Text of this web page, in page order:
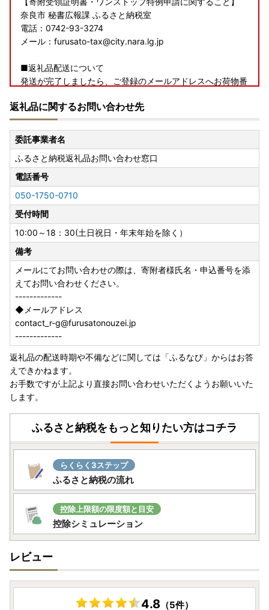
奈良市 秘書広報課 ふるさと納税室
電話：0742-93-3274
メール：furusato-tax@city.nara.lg.jp
■返礼品配送について
発送が完了しましたら、ご登録のメールアドレスへお荷物番
します。
※寄附者様のご都合によって返礼品が受け取れず、返送とな
った場合には寄附者様にて送料負担の上再送を承りますので
お問い合わせくださいませ。
返礼品に関するお問い合わせ先
委託事業者名
ふるさと納税返礼品お問い合わせ窓口
電話番号
050-1750-0710
受付時間
10:00～18：30(土日祝日・年末年始を除く）
備考
メールにてお問い合わせの際は、寄附者様氏名・申込番号を添
えてお問い合わせください。
-------------
◆メールアドレス
contact_r-g@furusatonouzei.jp
-------------
返礼品の配送時期や不備などに関しては「ふるなび」からはお答
えできかねます。
お手数ですが上記より直接お問い合わせいただくようお願いいた
します。
ふるさと納税をもっと知りたい方はコチラ
らくらく3ステップ
ふるさと納税の流れ
控除上限額の限度額と目安
控除シミュレーション
レビュー
4.8 （5件）